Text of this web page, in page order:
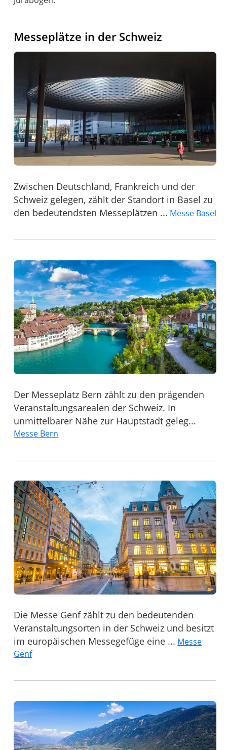
Messeplätze in der Schweiz
Zwischen Deutschland, Frankreich und der
Schweiz gelegen, zählt der Standort in Basel zu
den bedeutendsten Messeplätzen ... Messe Basel
Der Messeplatz Bern zählt zu den prägenden
Veranstaltungsarealen der Schweiz. In
unmittelbarer Nähe zur Hauptstadt geleg...
Messe Bern
Die Messe Genf zählt zu den bedeutenden
Veranstaltungsorten in der Schweiz und besitzt
im europäischen Messegefüge eine ... Messe
Genf